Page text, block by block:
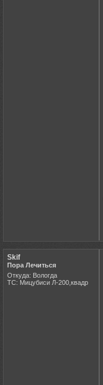
Skif
Пора Лечиться
Откуда: Вологда
ТС: Мицубиси Л-200,квадр